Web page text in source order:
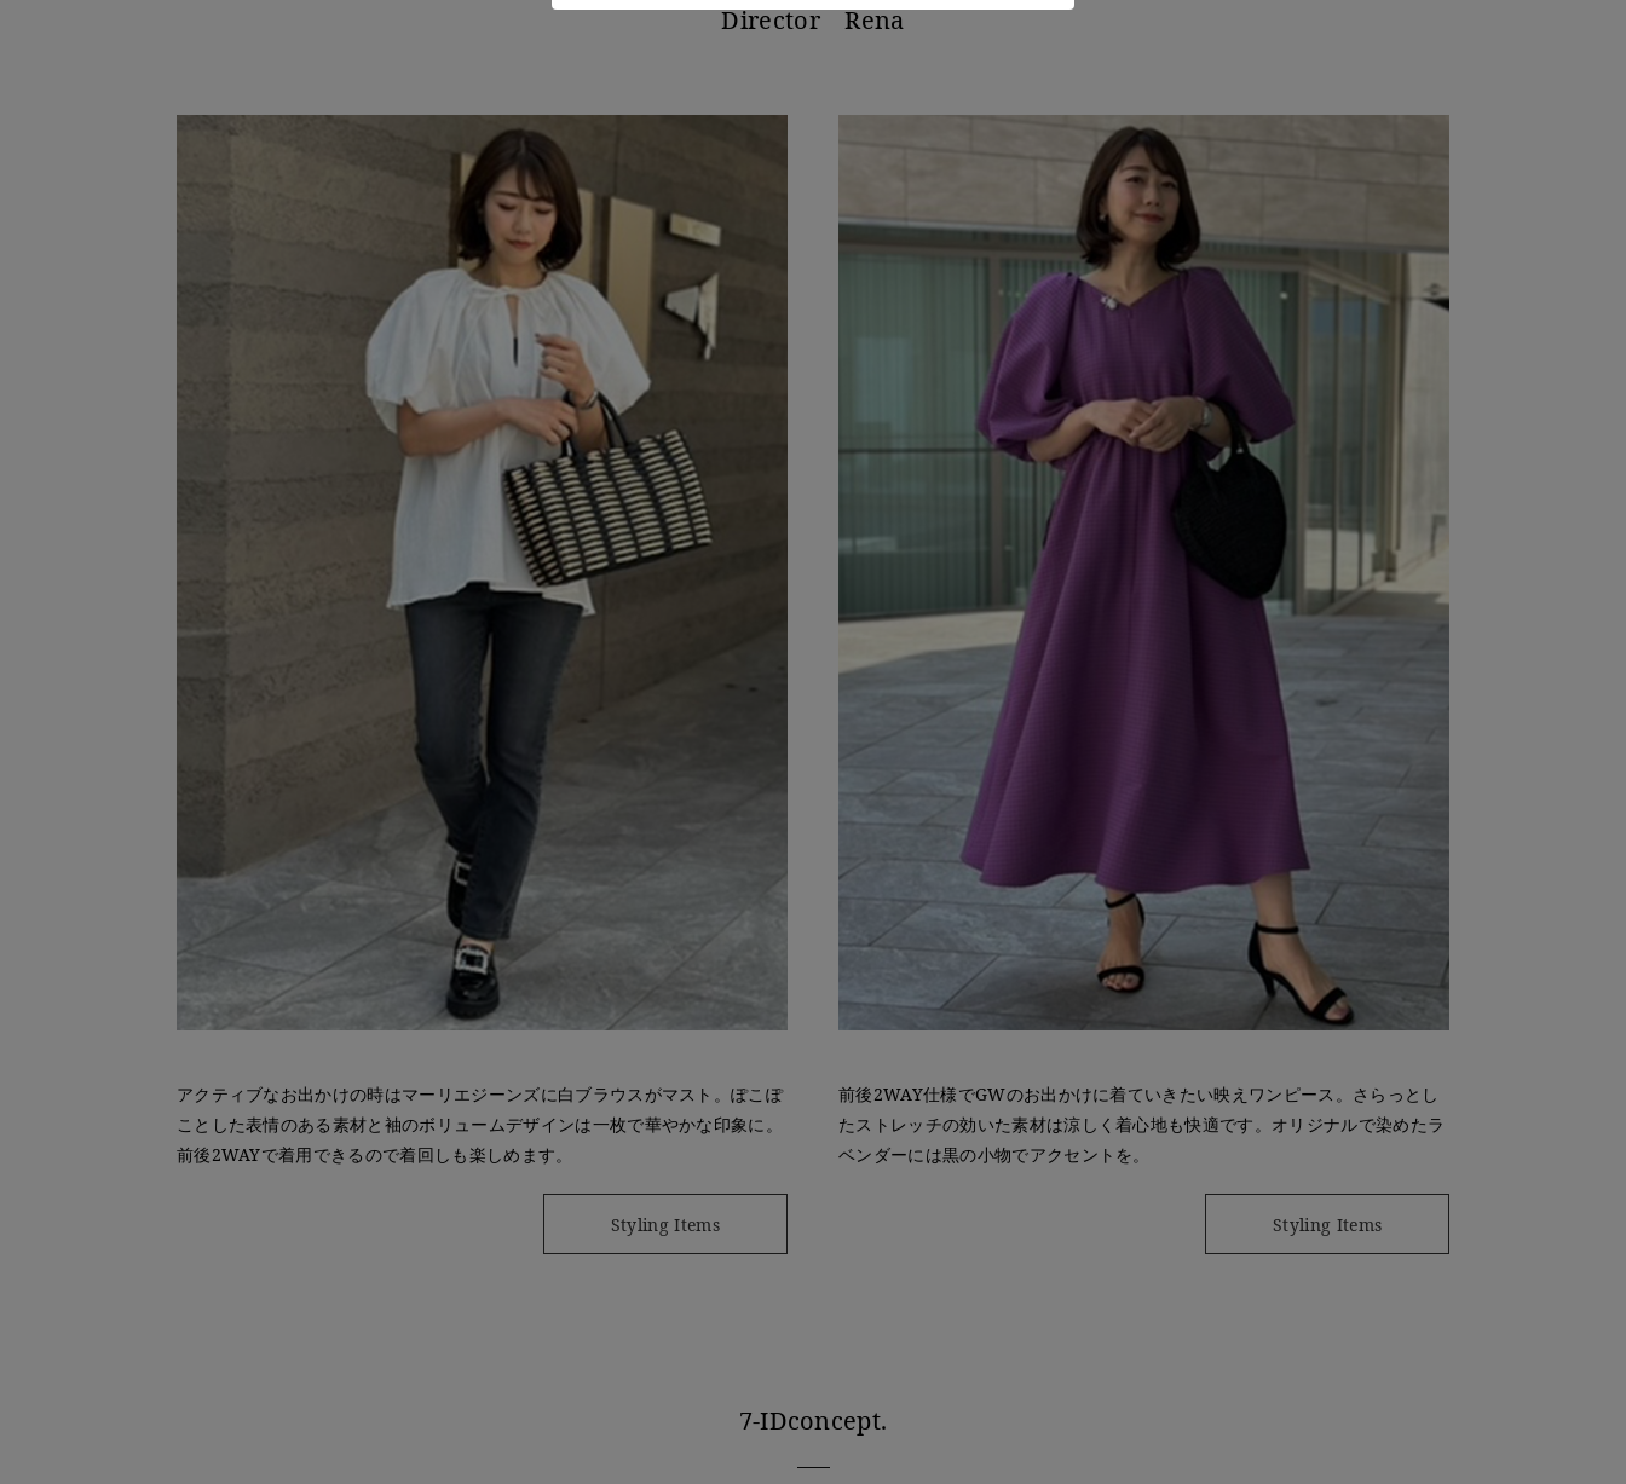
Director Rena
アクティブなお出かけの時はマーリエジーンズに白ブラウスがマスト。ぽこぽ
ことした表情のある素材と袖のボリュームデザインは一枚で華やかな印象に。
前後2WAYで着用できるので着回しも楽しめます。
Styling Items
前後2WAY仕様でGWのお出かけに着ていきたい映えワンピース。さらっとし
たストレッチの効いた素材は涼しく着心地も快適です。オリジナルで染めたラ
ベンダーには黒の小物でアクセントを。
Styling Items
7-IDconcept.